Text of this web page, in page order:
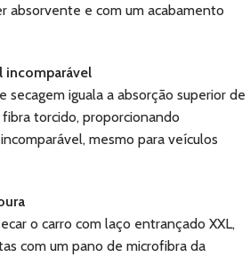
absorvente e com um acabamento
incomparável
secagem iguala a absorção superior de
torcido, proporcionando
mesmo para veículos
o carro com laço entrançado XXL,
com um pano de microfibra da